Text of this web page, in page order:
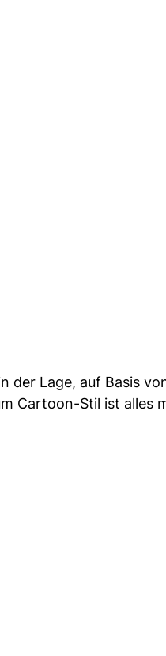
der Lage, auf Basis
Cartoon-Stil ist alles